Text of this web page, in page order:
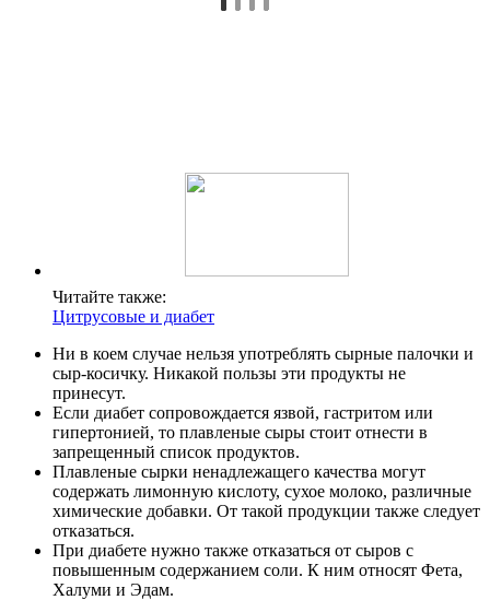
Читайте также:
Цитрусовые и диабет
Ни в коем случае нельзя употреблять сырные палочки и
сыр-косичку. Никакой пользы эти продукты не
принесут.
Если диабет сопровождается язвой, гастритом или
гипертонией, то плавленые сыры стоит отнести в
запрещенный список продуктов.
Плавленые сырки ненадлежащего качества могут
содержать лимонную кислоту, сухое молоко, различные
химические добавки. От такой продукции также следует
отказаться.
При диабете нужно также отказаться от сыров с
повышенным содержанием соли. К ним относят Фета,
Халуми и Эдам.